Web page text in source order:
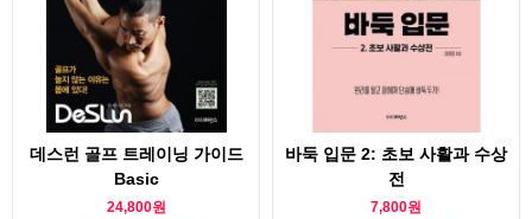
데스런 골프 트레이닝 가이드
Basic
24,800원
바둑 입문 2: 초보 사활과 수상
전
7,800원